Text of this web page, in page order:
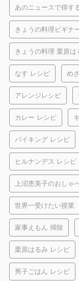
あのニュースで得す
きょうの料理ビギナ
きょうの料理 栗原は
なす レシピ め
アレンジレシピ
カレー レシピ
バイキング レシピ
ヒルナンデス レシピ
上沼恵美子のおしゃ
世界一受けたい授業
家事えもん 掃除
栗原はるみ レシピ
男子ごはん レシピ